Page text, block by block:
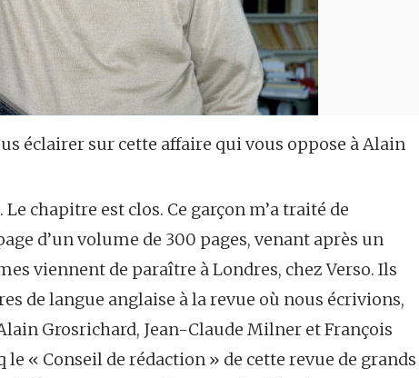
éclairer sur cette affaire qui vous oppose à Alain
chapitre est clos. Ce garçon m’a traité de
d’un volume de 300 pages, venant après un
viennent de paraître à Londres, chez Verso. Ils
de langue anglaise à la revue où nous écrivions,
Grosrichard, Jean-Claude Milner et François
« Conseil de rédaction » de cette revue de grands